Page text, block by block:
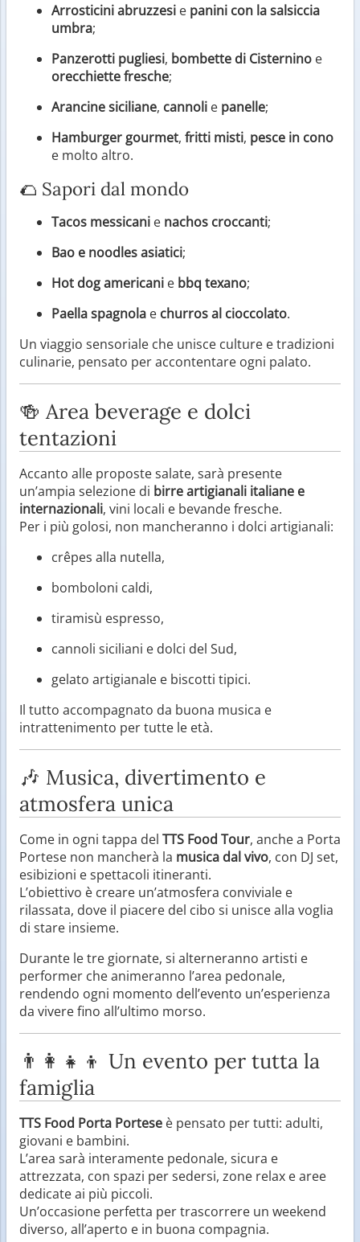
Arrosticini abruzzesi e panini con la salsiccia
umbra;
Panzerotti pugliesi, bombette di Cisternino e
orecchiette fresche;
Arancine siciliane, cannoli e panelle;
Hamburger gourmet, fritti misti, pesce in cono
e molto altro.
🌮 Sapori dal mondo
Tacos messicani e nachos croccanti;
Bao e noodles asiatici;
Hot dog americani e bbq texano;
Paella spagnola e churros al cioccolato.
Un viaggio sensoriale che unisce culture e tradizioni
culinarie, pensato per accontentare ogni palato.
🍻 Area beverage e dolci
tentazioni
Accanto alle proposte salate, sarà presente
un’ampia selezione di birre artigianali italiane e
internazionali, vini locali e bevande fresche.
Per i più golosi, non mancheranno i dolci artigianali:
crêpes alla nutella,
bomboloni caldi,
tiramisù espresso,
cannoli siciliani e dolci del Sud,
gelato artigianale e biscotti tipici.
Il tutto accompagnato da buona musica e
intrattenimento per tutte le età.
🎶 Musica, divertimento e
atmosfera unica
Come in ogni tappa del TTS Food Tour, anche a Porta
Portese non mancherà la musica dal vivo, con DJ set,
esibizioni e spettacoli itineranti.
L’obiettivo è creare un’atmosfera conviviale e
rilassata, dove il piacere del cibo si unisce alla voglia
di stare insieme.
Durante le tre giornate, si alterneranno artisti e
performer che animeranno l’area pedonale,
rendendo ogni momento dell’evento un’esperienza
da vivere fino all’ultimo morso.
👨‍👩‍👧‍👦 Un evento per tutta la
famiglia
TTS Food Porta Portese è pensato per tutti: adulti,
giovani e bambini.
L’area sarà interamente pedonale, sicura e
attrezzata, con spazi per sedersi, zone relax e aree
dedicate ai più piccoli.
Un’occasione perfetta per trascorrere un weekend
diverso, all’aperto e in buona compagnia.